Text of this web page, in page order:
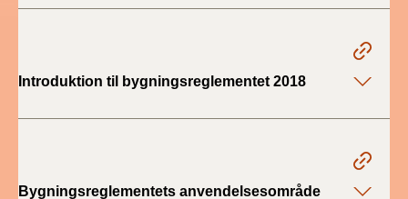
2020)
Introduktion til bygningsreglementet 2018
Bygningsreglementets anvendelsesområde